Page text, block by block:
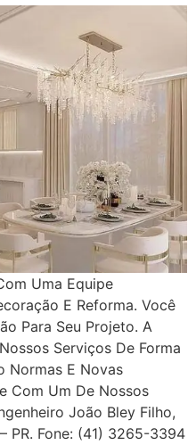
Uma Equipe
E Reforma. Você
Para Seu Projeto. A
Serviços De Forma
Normas E Novas
Com Um De Nossos
João Bley Filho,
PR. Fone: (41) 3265-3394